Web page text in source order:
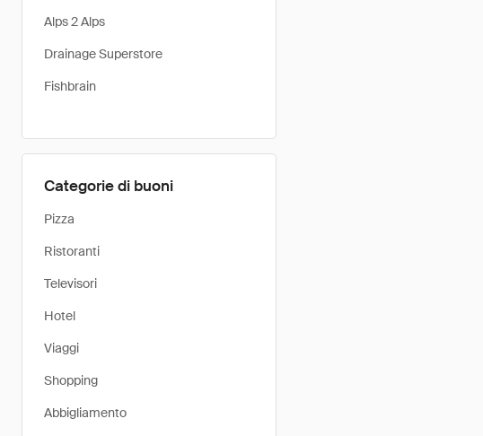
Alps 2 Alps
Drainage Superstore
Fishbrain
Categorie di buoni
Pizza
Ristoranti
Televisori
Hotel
Viaggi
Shopping
Abbigliamento